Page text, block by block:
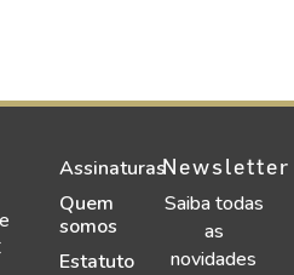
Assinaturas
Quem
somos
Estatuto
Newsletter
Saiba todas
as
novidades